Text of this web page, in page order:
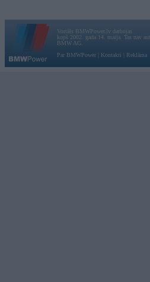
Vortāls BMWPower.lv darbojas
kopš 2002. gada 14. maija. Tas nav
BMW AG.
Par BMWPower
Kontakti Reklāma